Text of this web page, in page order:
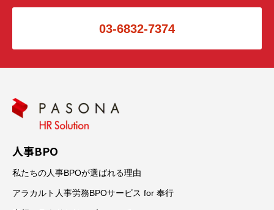
03-6832-7374
人事BPO
私たちの人事BPOが選ばれる理由
アラカルト人事労務BPOサービス for 奉行